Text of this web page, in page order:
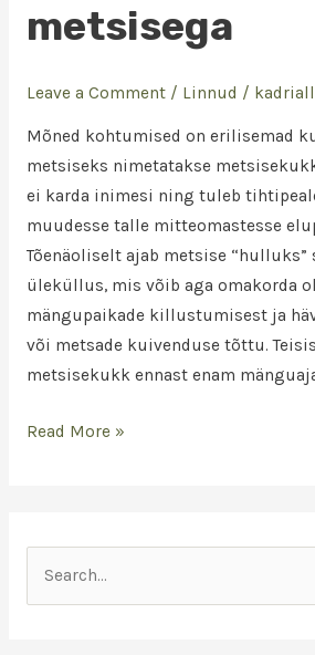
metsisega
Leave a Comment / Linnud /
Mõned kohtumised on erilisemad
metsiseks nimetatakse
ei karda inimesi ning tuleb
muudesse talle mitteomastesse
Tõenäoliselt ajab metsise
üleküllus, mis võib aga omakorda
mängupaikade killustumisest ja
või metsade kuivenduse tõttu.
metsisekukk ennast enam
Read More »